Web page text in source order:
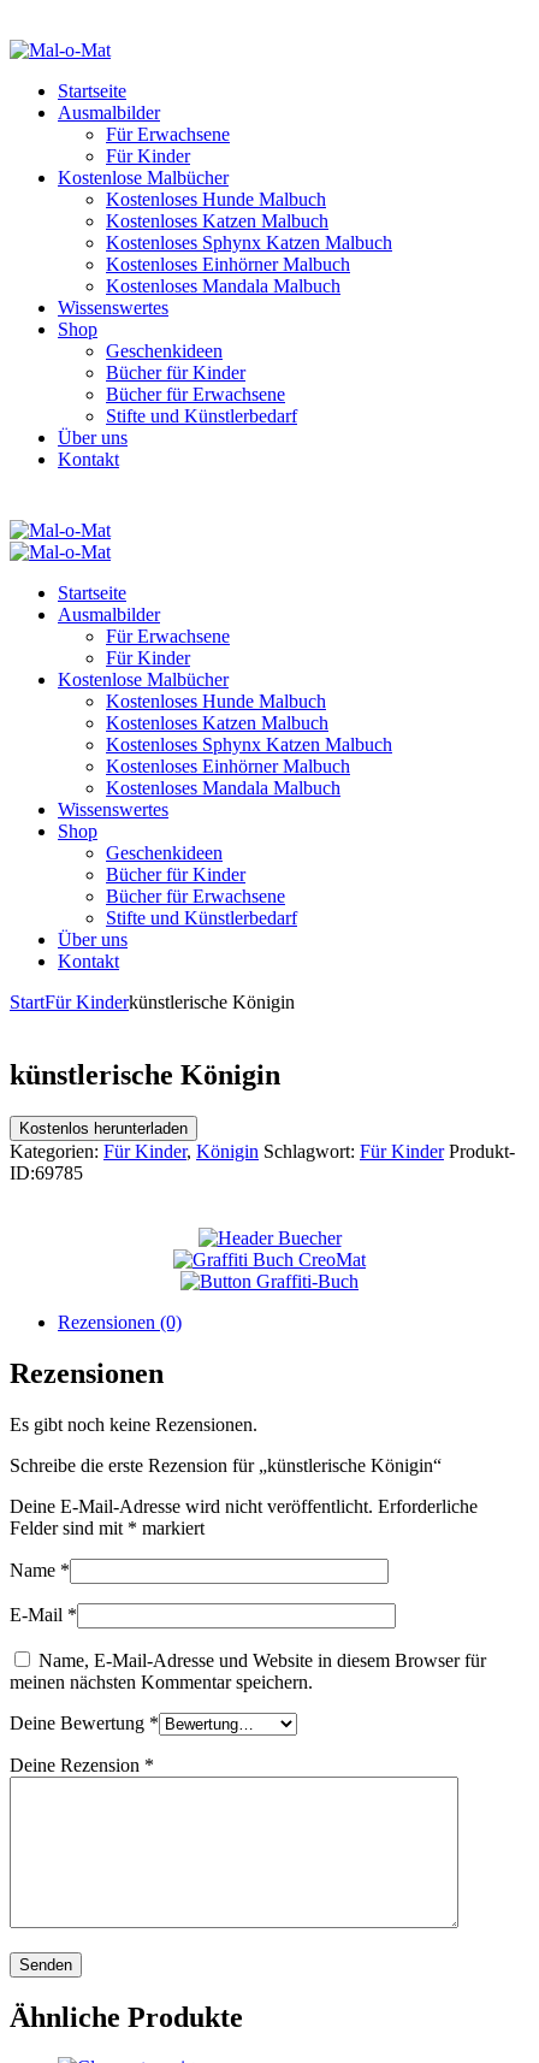
Startseite
Ausmalbilder
Für Erwachsene
Für Kinder
Kostenlose Malbücher
Kostenloses Hunde Malbuch
Kostenloses Katzen Malbuch
Kostenloses Sphynx Katzen Malbuch
Kostenloses Einhörner Malbuch
Kostenloses Mandala Malbuch
Wissenswertes
Shop
Geschenkideen
Bücher für Kinder
Bücher für Erwachsene
Stifte und Künstlerbedarf
Über uns
Kontakt
Startseite
Ausmalbilder
Für Erwachsene
Für Kinder
Kostenlose Malbücher
Kostenloses Hunde Malbuch
Kostenloses Katzen Malbuch
Kostenloses Sphynx Katzen Malbuch
Kostenloses Einhörner Malbuch
Kostenloses Mandala Malbuch
Wissenswertes
Shop
Geschenkideen
Bücher für Kinder
Bücher für Erwachsene
Stifte und Künstlerbedarf
Über uns
Kontakt
StartFür Kinderkünstlerische Königin
künstlerische Königin
Kostenlos herunterladen
Kategorien: Für Kinder, Königin Schlagwort: Für Kinder Produkt-
ID:69785
Rezensionen (0)
Rezensionen
Es gibt noch keine Rezensionen.
Schreibe die erste Rezension für „künstlerische Königin“
Deine E-Mail-Adresse wird nicht veröffentlicht. Erforderliche
Felder sind mit * markiert
Name *
E-Mail *
Name, E-Mail-Adresse und Website in diesem Browser für
meinen nächsten Kommentar speichern.
Deine Bewertung *
Deine Rezension *
Ähnliche Produkte